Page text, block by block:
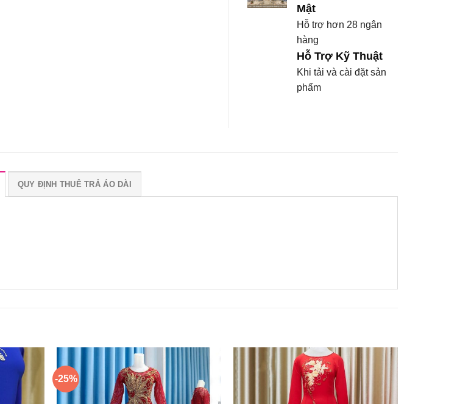
Mật
Hỗ trợ hơn 28 ngân
hàng
Hỗ Trợ Kỹ Thuật
Khi tải và cài đặt sản
phẩm
QUY ĐỊNH THUÊ TRẢ ÁO DÀI
-25%